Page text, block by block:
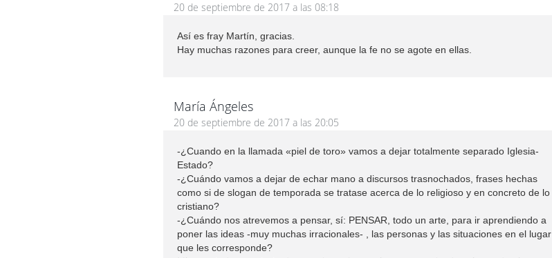
20 de septiembre de 2017 a las 08:18
Así es fray Martín, gracias.
Hay muchas razones para creer, aunque la fe no se agote en ellas.
María Ángeles
20 de septiembre de 2017 a las 20:05
-¿Cuando en la llamada «piel de toro» vamos a dejar totalmente separado Iglesia-
Estado?
-¿Cuándo vamos a dejar de echar mano a discursos trasnochados, frases hechas
como si de slogan de temporada se tratase acerca de lo religioso y en concreto de lo
cristiano?
-¿Cuándo nos atrevemos a pensar, sí: PENSAR, todo un arte, para ir aprendiendo a
poner las ideas -muy muchas irracionales- , las personas y las situaciones en el lugar
que les corresponde?